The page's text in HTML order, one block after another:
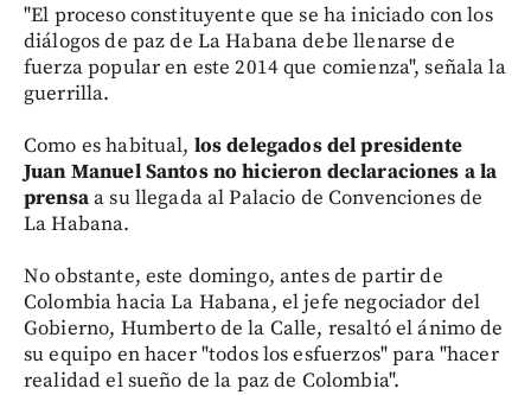
"El proceso constituyente que se ha iniciado con los
diálogos de paz de La Habana debe llenarse de
fuerza popular en este 2014 que comienza", señala la
guerrilla.
Como es habitual, los delegados del presidente
Juan Manuel Santos no hicieron declaraciones a la
prensaa su llegada al Palacio de Convenciones de
La Habana.
No obstante, este domingo, antes de partir de
Colombia hacia La Habana, el jefe negociador del
Gobierno, Humberto de la Calle, resaltó el ánimo de
su equipo en hacer "todos los esfuerzos" para "hacer
realidad el sueño de la paz de Colombia".